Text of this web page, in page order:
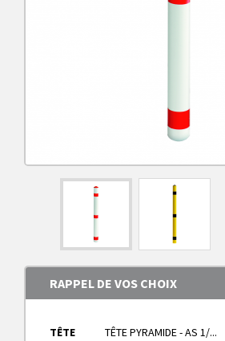
RAPPEL DE VOS CHOIX
TÊTE TÊTE PYRAMIDE - AS 1/...